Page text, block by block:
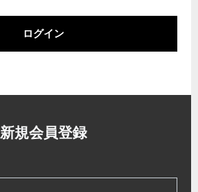
ログイン
新規会員登録